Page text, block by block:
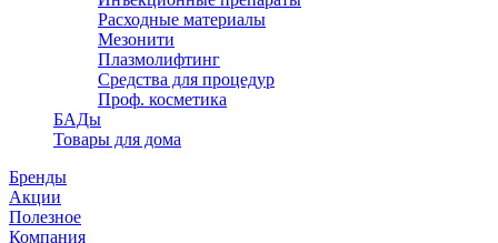
Расходные материалы
Мезонити
Плазмолифтинг
Средства для процедур
Проф. косметика
БАДы
Товары для дома
Бренды
Акции
Полезное
Компания